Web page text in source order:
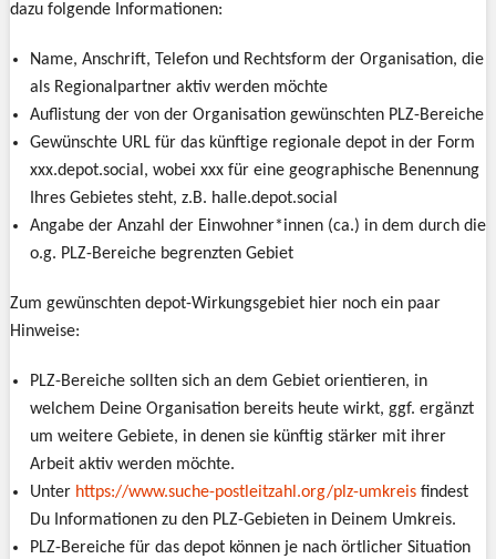
dazu folgende Informationen:
Name, Anschrift, Telefon und Rechtsform der Organisation, die
als Regionalpartner aktiv werden möchte
Auflistung der von der Organisation gewünschten PLZ-Bereiche
Gewünschte URL für das künftige regionale depot in der Form
xxx.depot.social, wobei xxx für eine geographische Benennung
Ihres Gebietes steht, z.B. halle.depot.social
Angabe der Anzahl der Einwohner*innen (ca.) in dem durch die
o.g. PLZ-Bereiche begrenzten Gebiet
Zum gewünschten depot-Wirkungsgebiet hier noch ein paar
Hinweise:
PLZ-Bereiche sollten sich an dem Gebiet orientieren, in
welchem Deine Organisation bereits heute wirkt, ggf. ergänzt
um weitere Gebiete, in denen sie künftig stärker mit ihrer
Arbeit aktiv werden möchte.
Unter https://www.suche-postleitzahl.org/plz-umkreisfindest
Du Informationen zu den PLZ-Gebieten in Deinem Umkreis.
PLZ-Bereiche für das depot können je nach örtlicher Situation